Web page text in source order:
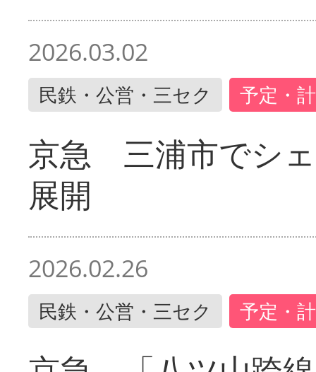
2026.03.02
民鉄・公営・三セク 予定・
京急 三浦市でシ
展開
2026.02.26
民鉄・公営・三セク 予定・